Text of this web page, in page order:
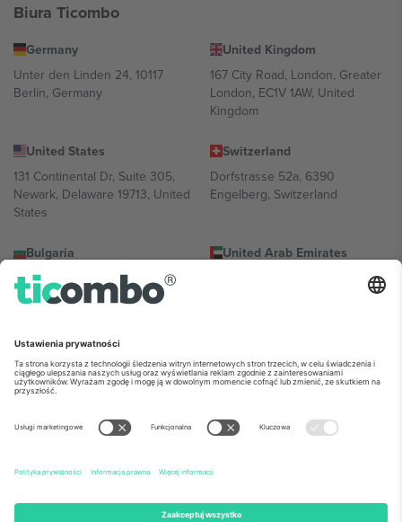
Biura Ticombo
Germany
Unter den Linden 24, 10117
Berlin, Germany
United Kingdom
167 City Road, London, Greater
London, EC1V 1AW, United
Kingdom
United States
131 Continental Dr, Suite 305,
Newark, Delaware 19713, United
States
Switzerland
Dorfstrasse 52a, 6390
Engelberg, Switzerland
Bulgaria
Regus Sofia City West, bul
Totleben 53-55, 1606 Sofia,
United Arab Emirates
UAE Dubai Silicon Oasis, DDP
Building A1, Office 302, Dubai,
Mexico
Av Chapultepec 360, Roma
Norte, Cuauhtémoc, 06700
Ciudad de México, CDMX,
Mexico
Podmiot prawny dostawcy platformy może się różnić w zależności
informacje, sprawdź stronę konkretnego wydarzenia, stopkę i